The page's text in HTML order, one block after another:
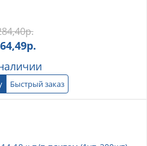
р.
р.
Быстрый заказ